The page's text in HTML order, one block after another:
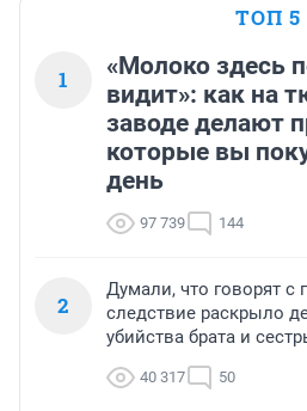
ТОП 5
1
«Молоко здесь
видит»: как на
заводе делают
которые вы
день
97 739 144
2
Думали, что говорят с
следствие раскрыло
убийства брата и
40 317 50